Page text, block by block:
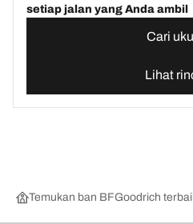
setiap jalan yang Anda ambil
Cari
Lihat
Temukan ban BFGoodrich